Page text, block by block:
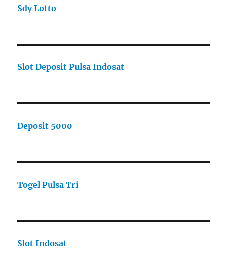
Sdy Lotto
Slot Deposit Pulsa Indosat
Deposit 5000
Togel Pulsa Tri
Slot Indosat